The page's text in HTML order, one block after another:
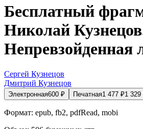
Бесплатный
Николай
Непревзойденная
Сергей Кузнецов
Дмитрий Кузнецов
Электронная600 ₽ Печатная1 477 ₽1 329
Формат: epub, fb2, pdfRead, mobi